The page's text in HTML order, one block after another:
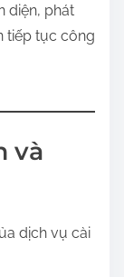
diện, phát
tiếp tục công
và
dịch vụ cài